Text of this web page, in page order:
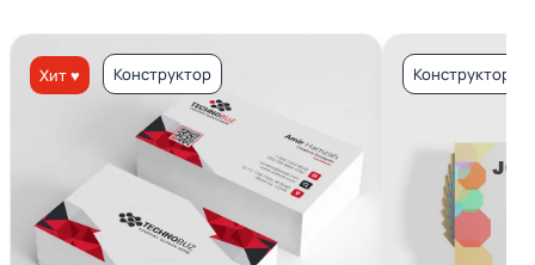
Хит ♥ Конструктор Конструктор